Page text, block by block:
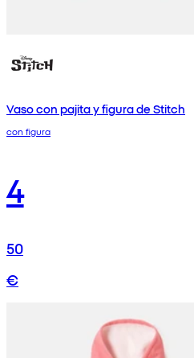
Vaso con pajita y figura de Stitch
con figura
4
50
€